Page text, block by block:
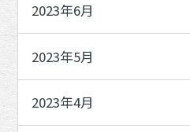
2023年6月
2023年5月
2023年4月